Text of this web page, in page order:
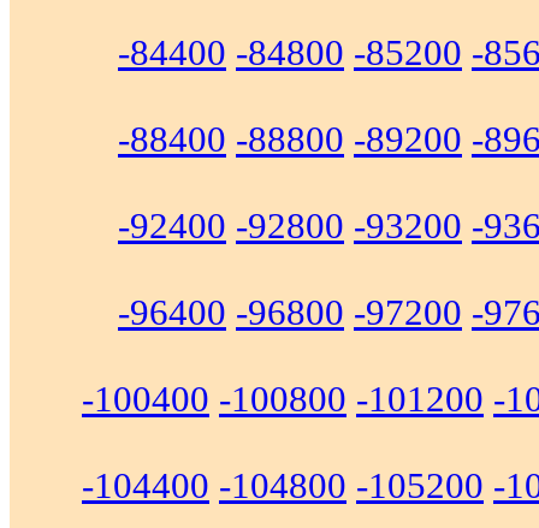
-84400 -84800 -85200 -
-88400 -88800 -89200 -
-92400 -92800 -93200 -
-96400 -96800 -97200 -
-100400 -100800 -101200 -
-104400 -104800 -105200 -